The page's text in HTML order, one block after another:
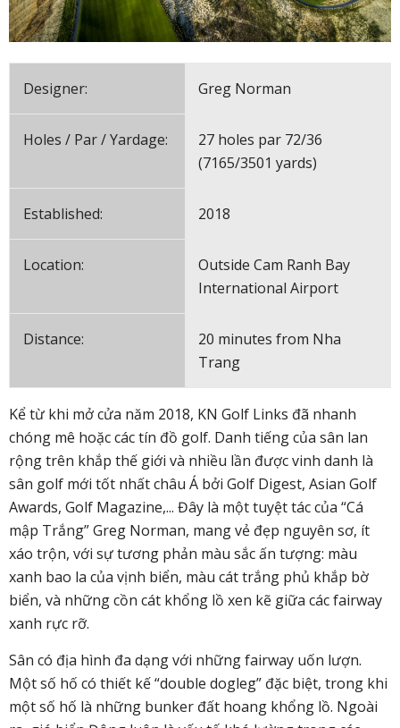
Designer: Greg Norman
Holes / Par / Yardage:
27 holes par 72/36
(7165/3501 yards)
Established: 2018
Location:
Outside Cam Ranh Bay
International Airport
Distance:
20 minutes from Nha
Trang
Kể từ khi mở cửa năm 2018, KN Golf Links đã nhanh
chóng mê hoặc các tín đồ golf. Danh tiếng của sân lan
rộng trên khắp thế giới và nhiều lần được vinh danh là
sân golf mới tốt nhất châu Á bởi Golf Digest, Asian Golf
Awards, Golf Magazine,... Đây là một tuyệt tác của “Cá
mập Trắng” Greg Norman, mang vẻ đẹp nguyên sơ, ít
xáo trộn, với sự tương phản màu sắc ấn tượng: màu
xanh bao la của vịnh biển, màu cát trắng phủ khắp bờ
biển, và những cồn cát khổng lồ xen kẽ giữa các fairway
xanh rực rỡ.
Sân có địa hình đa dạng với những fairway uốn lượn.
Một số hố có thiết kế “double dogleg” đặc biệt, trong khi
một số hố là những bunker đất hoang khổng lồ. Ngoài